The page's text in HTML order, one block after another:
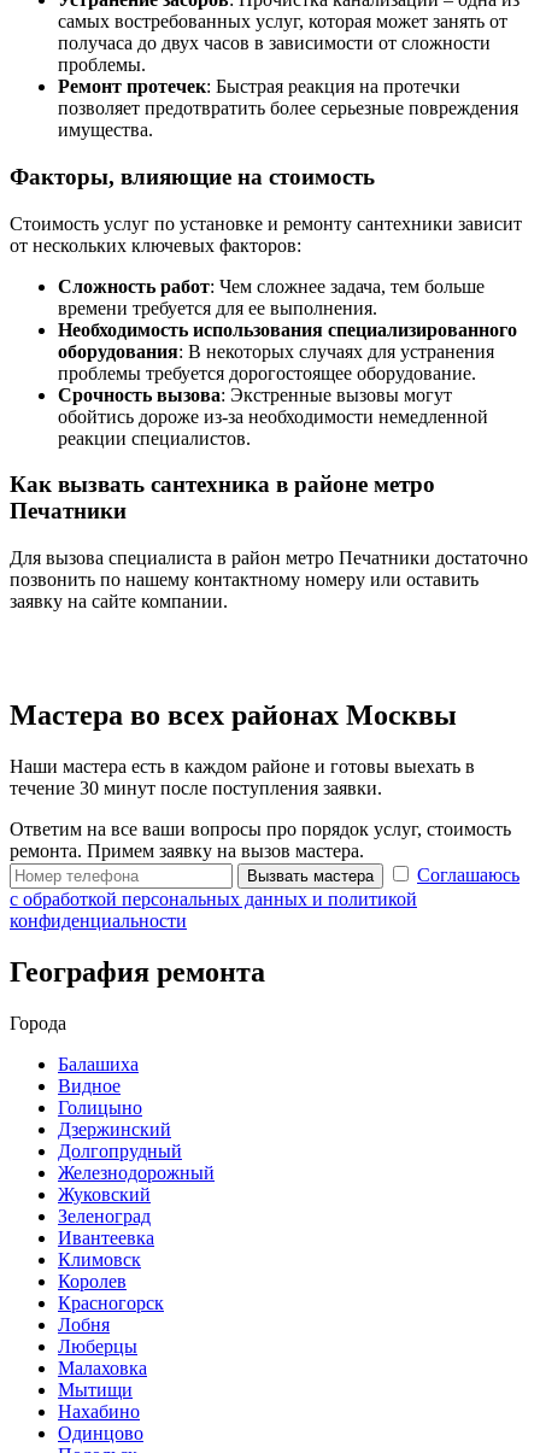
самых востребованных услуг, которая может занять от
получаса до двух часов в зависимости от сложности
проблемы.
Ремонт протечек: Быстрая реакция на протечки
позволяет предотвратить более серьезные повреждения
имущества.
Факторы, влияющие на стоимость
Стоимость услуг по установке и ремонту сантехники зависит
от нескольких ключевых факторов:
Сложность работ: Чем сложнее задача, тем больше
времени требуется для ее выполнения.
Необходимость использования специализированного
оборудования: В некоторых случаях для устранения
проблемы требуется дорогостоящее оборудование.
Срочность вызова: Экстренные вызовы могут
обойтись дороже из-за необходимости немедленной
реакции специалистов.
Как вызвать сантехника в районе метро
Печатники
Для вызова специалиста в район метро Печатники достаточно
позвонить по нашему контактному номеру или оставить
заявку на сайте компании.
Мастера во всех районах Москвы
Наши мастера есть в каждом районе и готовы выехать в
течение 30 минут после поступления заявки.
Ответим на все ваши вопросы про порядок услуг, стоимость
ремонта. Примем заявку на вызов мастера.
Вызвать мастера
Соглашаюсь
с обработкой персональных данных и политикой
конфиденциальности
География ремонта
Города
Балашиха
Видное
Голицыно
Дзержинский
Долгопрудный
Железнодорожный
Жуковский
Зеленоград
Ивантеевка
Климовск
Королев
Красногорск
Лобня
Люберцы
Малаховка
Мытищи
Нахабино
Одинцово